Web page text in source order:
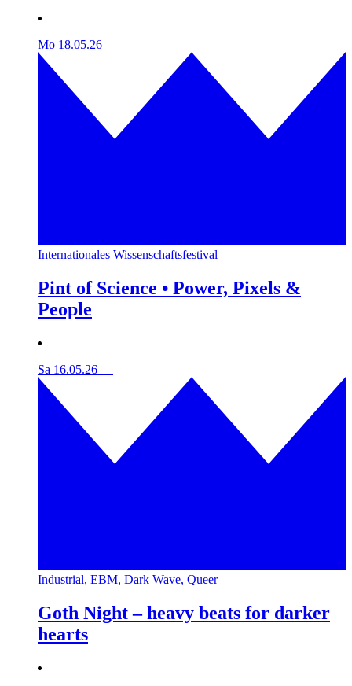
Mo 18.05.26 —
Internationales Wissenschaftsfestival
Pint of Science • Power, Pixels &
People
Sa 16.05.26 —
Industrial, EBM, Dark Wave, Queer
Goth Night – heavy beats for darker
hearts